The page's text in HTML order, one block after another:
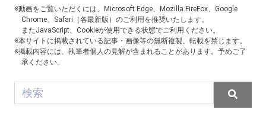
※動画をご覧いただくには、Microsoft Edge、Mozilla FireFox、Google
Chrome、Safari（各最新版）のご利用を推奨いたします。
またJavaScript、Cookieが使用できる状態でご利用ください。
※本サイトに掲載されている記事・画像等の無断複製、転載を禁じます。
※掲載内容には、執筆者個人の見解が含まれることがあります。予めご了
承ください。